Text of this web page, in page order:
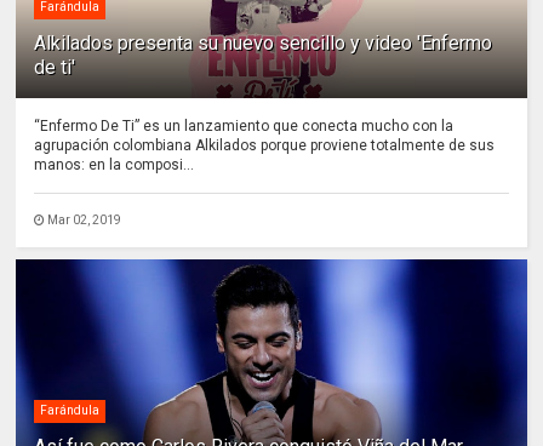
Farándula
Alkilados presenta su nuevo sencillo y video 'Enfermo
de ti'
“Enfermo De Ti” es un lanzamiento que conecta mucho con la
agrupación colombiana Alkilados porque proviene totalmente de sus
manos: en la composi...
Mar 02, 2019
Farándula